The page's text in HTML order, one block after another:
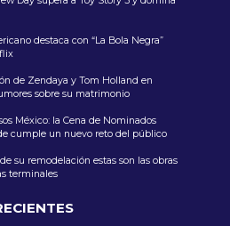
destaca con “La Bola Negra”
de Zendaya y Tom Holland en
sobre su matrimonio
México: la Cena de Nominados
cumple un nuevo reto del público
su remodelación estas son las obras
terminales